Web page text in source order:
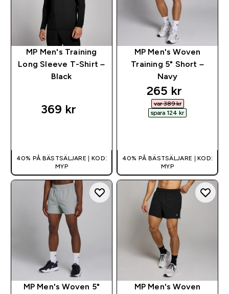
MP Men's Training
Long Sleeve T-Shirt –
Black
369 kr‎
40% PÅ BÄSTSÄLJARE | KOD:
MYP
MP Men's Woven
Training 5" Short –
Navy
discounted
265 kr‎
var 389 kr‎
spara 124 kr‎
40% PÅ BÄSTSÄLJARE | KOD:
MYP
MP Men's Woven 5"
MP Men's Woven